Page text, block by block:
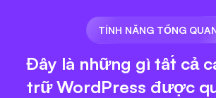
TÍNH NĂNG TỔNG
Đây là những gì tất cả
trữ WordPress được